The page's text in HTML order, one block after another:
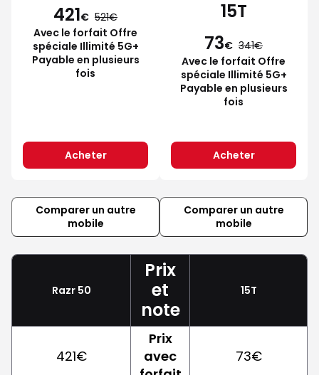
421€ 521
Avec le forfait Offre
spéciale Illimité 5G+
Payable en plusieurs
fois
Acheter
15T
73€ 341
Avec le forfait Offre
spéciale Illimité 5G+
Payable en plusieurs
fois
Acheter
Comparer un autre
mobile
Comparer un autre
mobile
Razr 50
Prix
et
note
15T
421€
Prix
avec
73€